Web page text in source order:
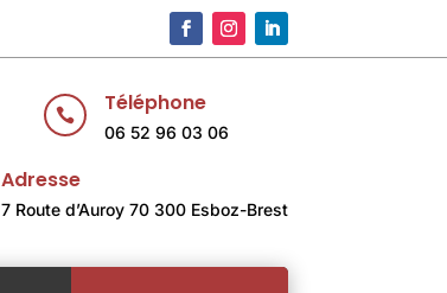
 Téléphone
06 52 96 03 06
Adresse
7 Route d’Auroy 70 300 Esboz-Brest